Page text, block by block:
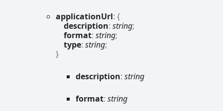
applicationUrl: {
description: string;
format: string;
type: string;
}
description: string
format: string